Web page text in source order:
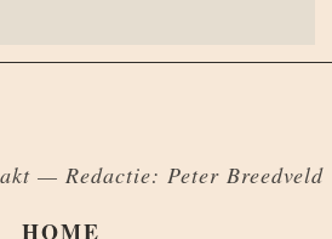
— Redactie: Peter Breedveld
HOME